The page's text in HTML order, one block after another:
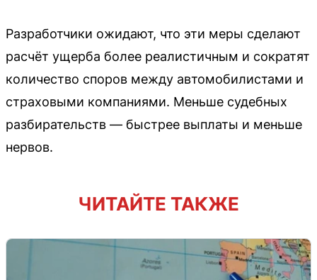
Разработчики ожидают, что эти меры сделают
расчёт ущерба более реалистичным и сократят
количество споров между автомобилистами и
страховыми компаниями. Меньше судебных
разбирательств — быстрее выплаты и меньше
нервов.
ЧИТАЙТЕ ТАКЖЕ